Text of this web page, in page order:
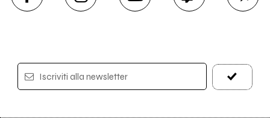
Iscriviti alla newsletter